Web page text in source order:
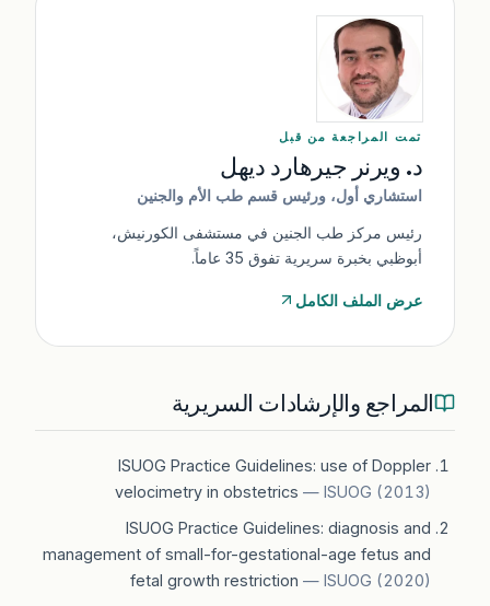
لإنقاذ حياة الطفل.
تمت المراجعة من قبل
د. ويرنر جيرهارد ديهل
استشاري أول، ورئيس قسم طب الأم والجنين
رئيس مركز طب الجنين في مستشفى الكورنيش،
أبوظبي بخبرة سريرية تفوق 35 عاماً.
عرض الملف الكامل
المراجع والإرشادات السريرية
ISUOG Practice Guidelines: use of Doppler
velocimetry in obstetrics — ISUOG (2013)
ISUOG Practice Guidelines: diagnosis and
management of small-for-gestational-age fetus and
fetal growth restriction — ISUOG (2020)